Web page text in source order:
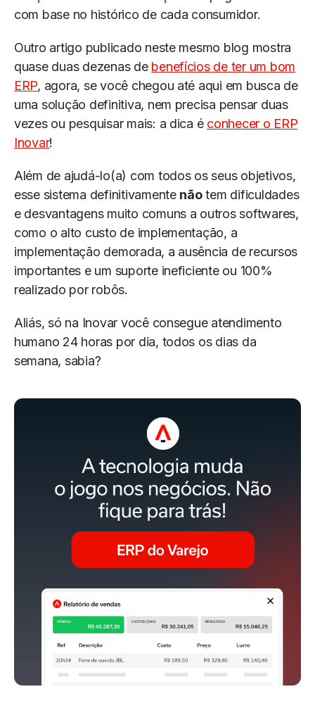
com base no histórico de cada consumidor.
Outro artigo publicado neste mesmo blog mostra
quase duas dezenas de benefícios de ter um bom
ERP, agora, se você chegou até aqui em busca de
uma solução definitiva, nem precisa pensar duas
vezes ou pesquisar mais: a dica é conhecer o ERP
Inovar!
Além de ajudá-lo(a) com todos os seus objetivos,
esse sistema definitivamente nãotem dificuldades
e desvantagens muito comuns a outros softwares,
como o alto custo de implementação, a
implementação demorada, a ausência de recursos
importantes e um suporte ineficiente ou 100%
realizado por robôs.
Aliás, só na Inovar você consegue atendimento
humano 24 horas por dia, todos os dias da
semana, sabia?